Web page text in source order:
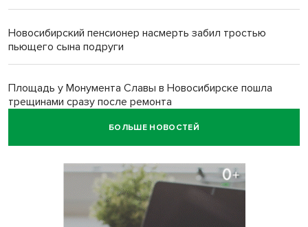
Новосибирский пенсионер насмерть забил тростью
пьющего сына подруги
Площадь у Монумента Славы в Новосибирске пошла
трещинами сразу после ремонта
БОЛЬШЕ НОВОСТЕЙ